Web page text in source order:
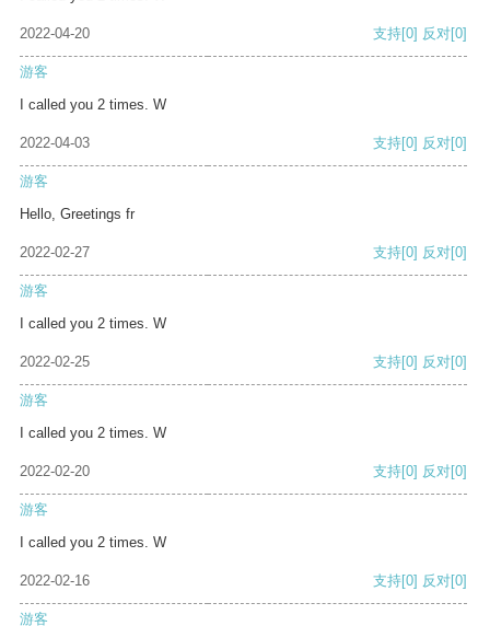
2022-04-20 支持[0] 反对[0]
游客
I called you 2 times. W
2022-04-03 支持[0] 反对[0]
游客
Hello, Greetings fr
2022-02-27 支持[0] 反对[0]
游客
I called you 2 times. W
2022-02-25 支持[0] 反对[0]
游客
I called you 2 times. W
2022-02-20 支持[0] 反对[0]
游客
I called you 2 times. W
2022-02-16 支持[0] 反对[0]
游客